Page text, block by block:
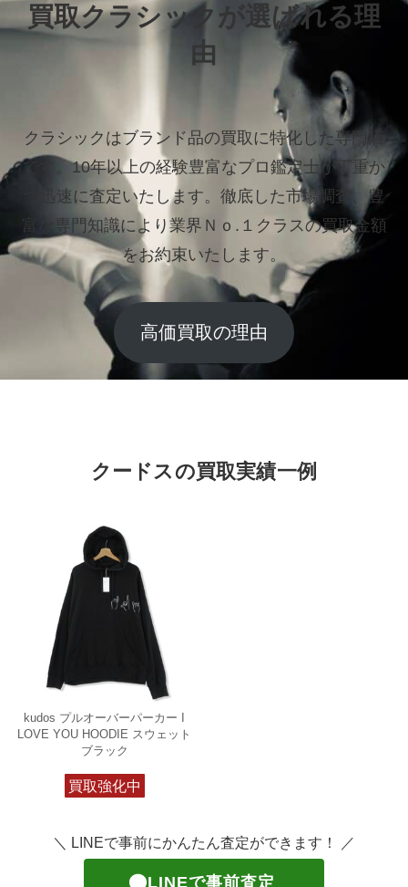
買取クラシックが選ばれる理
由
クラシックはブランド品の買取に特化した専門店
です。10年以上の経験豊富なプロ鑑定士が丁重か
つ迅速に査定いたします。 徹底した市場調査、豊
富な専門知識により業界Ｎｏ.１クラスの買取金額
をお約束いたします。
高価買取の理由
クードスの買取実績一例
kudos プルオーバーパーカー I
LOVE YOU HOODIE スウェット
ブラック
買取強化中
＼ LINEで事前にかんたん査定ができます！ ／
LINEで事前査定